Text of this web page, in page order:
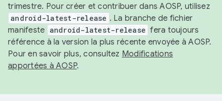
trimestre. Pour créer et contribuer dans AOSP, utilisez
android-latest-release . La branche de fichier
manifeste android-latest-release fera toujours
référence à la version la plus récente envoyée à AOSP.
Pour en savoir plus, consultez Modifications
apportées à AOSP.